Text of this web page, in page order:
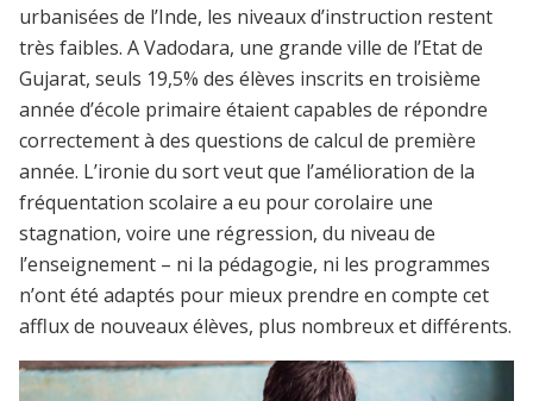
urbanisées de l’Inde, les niveaux d’instruction restent
très faibles. A Vadodara, une grande ville de l’Etat de
Gujarat, seuls 19,5% des élèves inscrits en troisième
année d’école primaire étaient capables de répondre
correctement à des questions de calcul de première
année. L’ironie du sort veut que l’amélioration de la
fréquentation scolaire a eu pour corolaire une
stagnation, voire une régression, du niveau de
l’enseignement – ni la pédagogie, ni les programmes
n’ont été adaptés pour mieux prendre en compte cet
afflux de nouveaux élèves, plus nombreux et différents.